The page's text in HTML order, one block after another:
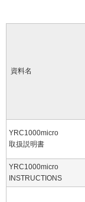
資料名
YRC1000micro
取扱説明書
YRC1000micro
INSTRUCTIONS